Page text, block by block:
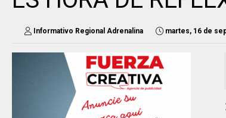
Informativo Regional Adrenalina martes, 16 de